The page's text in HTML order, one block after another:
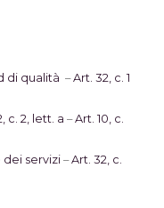
di qualità –Art. 32, c. 1
c. 2, lett. a –Art. 10, c.
servizi–Art. 32, c.